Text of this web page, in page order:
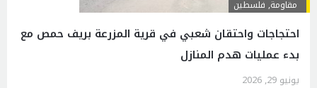
مقاومة, فلسطين
احتجاجات واحتقان شعبي في قرية المزرعة بريف حمص مع
بدء عمليات هدم المنازل
يونيو 29, 2026